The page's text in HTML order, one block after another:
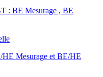
: BE Mesurage , BE
HE Mesurage et BE/HE